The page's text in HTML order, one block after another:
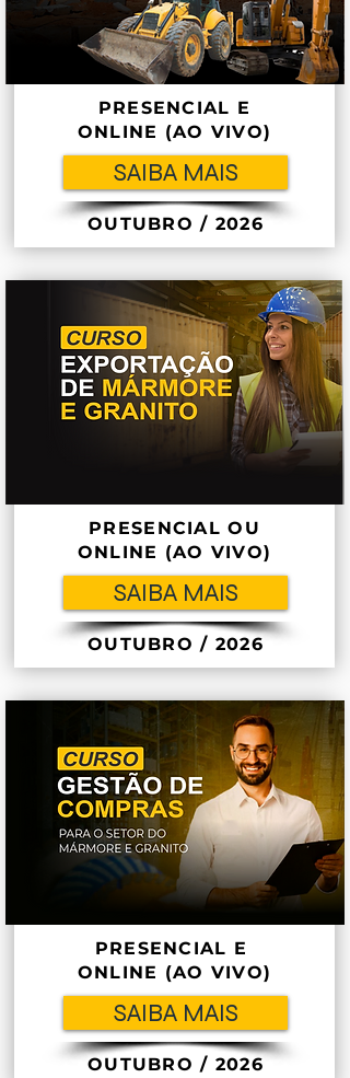
PRESENCIAL E
ONLINE (AO VIVO)
SAIBA MAIS
OUTUBRO / 2026
PRESENCIAL OU
ONLINE (AO VIVO)
SAIBA MAIS
OUTUBRO / 2026
PRESENCIAL E
ONLINE (AO VIVO)
SAIBA MAIS
OUTUBRO / 2026